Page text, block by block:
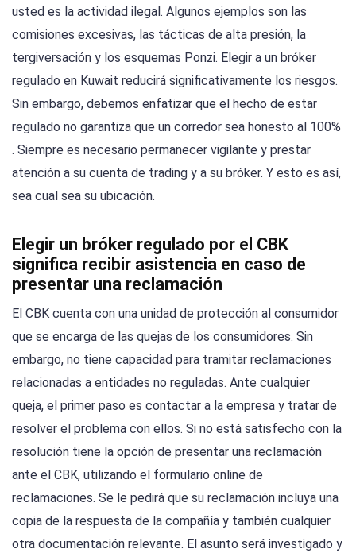
usted es la actividad ilegal. Algunos ejemplos son las
comisiones excesivas, las tácticas de alta presión, la
tergiversación y los esquemas Ponzi. Elegir a un bróker
regulado en Kuwait reducirá significativamente los riesgos.
Sin embargo, debemos enfatizar que el hecho de estar
regulado no garantiza que un corredor sea honesto al 100%
. Siempre es necesario permanecer vigilante y prestar
atención a su cuenta de trading y a su bróker. Y esto es así,
sea cual sea su ubicación.
Elegir un bróker regulado por el CBK
significa recibir asistencia en caso de
presentar una reclamación
El CBK cuenta con una unidad de protección al consumidor
que se encarga de las quejas de los consumidores. Sin
embargo, no tiene capacidad para tramitar reclamaciones
relacionadas a entidades no reguladas. Ante cualquier
queja, el primer paso es contactar a la empresa y tratar de
resolver el problema con ellos. Si no está satisfecho con la
resolución tiene la opción de presentar una reclamación
ante el CBK, utilizando el formulario online de
reclamaciones. Se le pedirá que su reclamación incluya una
copia de la respuesta de la compañía y también cualquier
otra documentación relevante. El asunto será investigado y